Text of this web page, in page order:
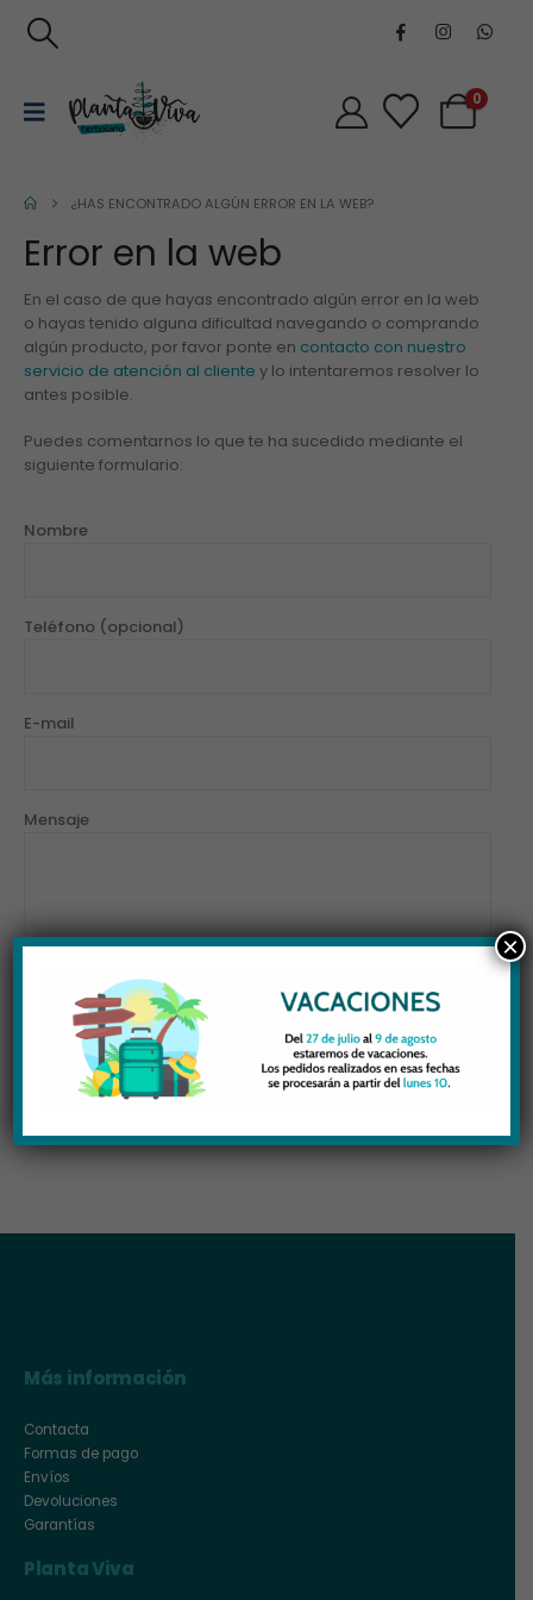
0
¿HAS ENCONTRADO ALGÚN ERROR EN LA WEB?
Error en la web
En el caso de que hayas encontrado algún error en la web
o hayas tenido alguna dificultad navegando o comprando
algún producto, por favor ponte en contacto con nuestro
servicio de atención al cliente y lo intentaremos resolver lo
antes posible.
Puedes comentarnos lo que te ha sucedido mediante el
siguiente formulario:
Nombre
Teléfono (opcional)
E-mail
Mensaje
Más información
Contacta
Formas de pago
Envíos
Devoluciones
Garantías
Planta Viva
×